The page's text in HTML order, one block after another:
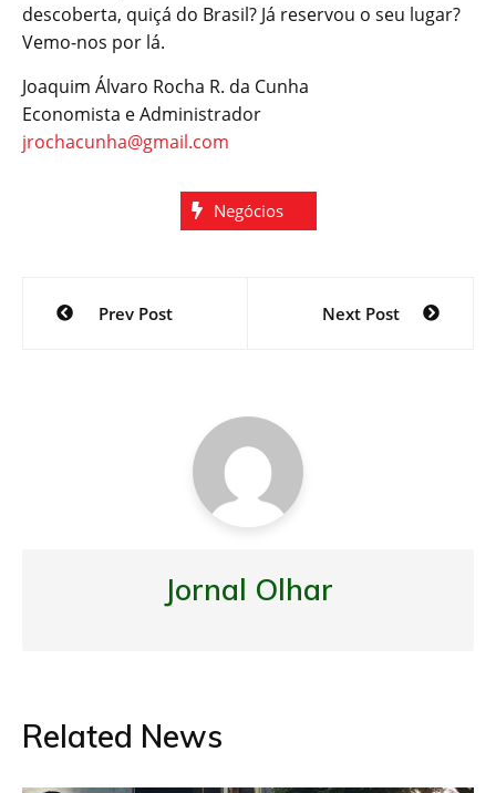
descoberta, quiçá do Brasil? Já reservou o seu lugar?
Vemo-nos por lá.
Joaquim Álvaro Rocha R. da Cunha
Economista e Administrador
jrochacunha@gmail.com
Negócios
Navegação
Prev Post Next Post
Jornal Olhar
Related News